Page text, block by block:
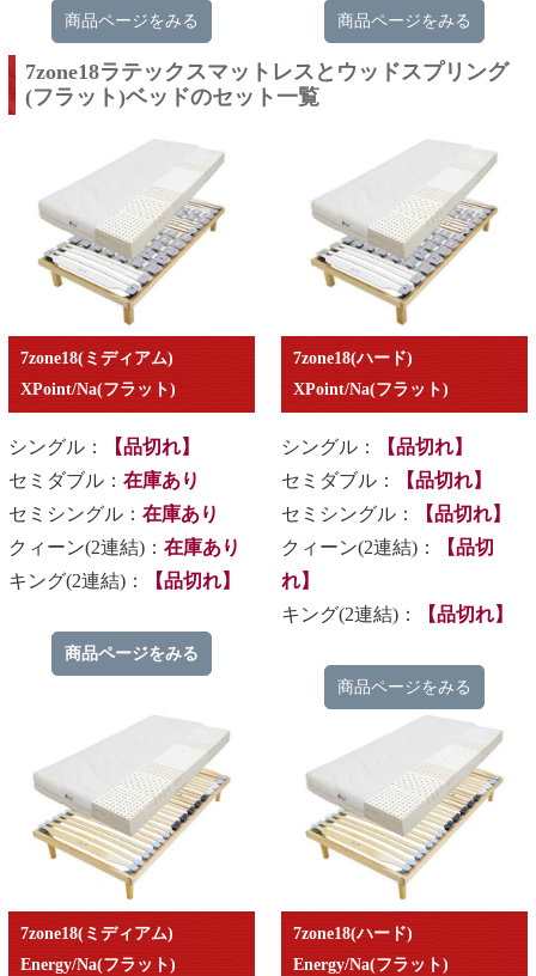
商品ページをみる 商品ページをみる
7zone18ラテックスマットレスとウッドスプリング
(フラット)ベッドのセット一覧
7zone18(ミディアム)
XPoint/Na(フラット)
シングル：
【品切れ】
セミダブル： 在庫あり
セミシングル： 在庫あり
クィーン(2連結)： 在庫あり
キング(2連結)：
【品切れ】
商品ページをみる
7zone18(ハード)
XPoint/Na(フラット)
シングル：
【品切れ】
セミダブル：
【品切れ】
セミシングル：
【品切れ】
クィーン(2連結)：
【品切
れ】
キング(2連結)：
【品切れ】
商品ページをみる
7zone18(ミディアム)
Energy/Na(フラット)
7zone18(ハード)
Energy/Na(フラット)